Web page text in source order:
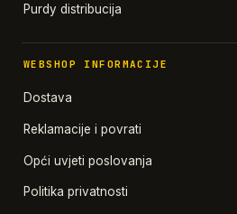
Purdy distribucija
WEBSHOP INFORMACIJE
Dostava
Reklamacije i povrati
Opći uvjeti poslovanja
Politika privatnosti